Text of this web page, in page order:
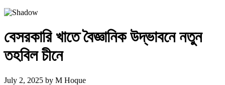
বেসরকারি খাতে বৈজ্ঞানিক উদ্ভাবনে নতুন
তহবিল চীনে
July 2, 2025 by M Hoque